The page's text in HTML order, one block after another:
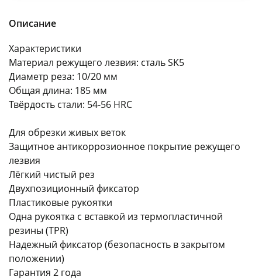
Описание
Характеристики
Материал режущего лезвия: сталь SK5
Диаметр реза: 10/20 мм
Общая длина: 185 мм
Твёрдость стали: 54-56 HRC
Для обрезки живых веток
Защитное антикоррозионное покрытие режущего
лезвия
Лёгкий чистый рез
Двухпозиционный фиксатор
Пластиковые рукоятки
Одна рукоятка с вставкой из термопластичной
резины (TPR)
Надежный фиксатор (безопасность в закрытом
положении)
Гарантия 2 года